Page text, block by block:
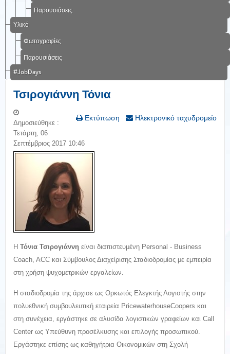
Παρουσιάσεις
Υλικό
Φωτογραφίες
Παρουσιάσεις
#JobDays
Τσιρογιάννη Τόνια
Εκτύπωση Ηλεκτρονικό ταχυδρομείο
Δημοσιεύθηκε :
Τετάρτη, 06
Σεπτέμβριος 2017 10:46
Η Τόνια Τσιρογιάννη είναι διαπιστευμένη Personal - Business
Coach, ACC και Σύμβουλος Διαχείρισης Σταδιοδρομίας με εμπειρία
στη χρήση ψυχομετρικών εργαλείων.
Η σταδιοδρομία της άρχισε ως Ορκωτός Ελεγκτής Λογιστής στην
πολυεθνική συμβουλευτική εταιρεία PricewaterhouseCoopers και
στη συνέχεια, εργάστηκε σε αλυσίδα λογιστικών γραφείων και Call
Center ως Υπεύθυνη προσέλκυσης και επιλογής προσωπικού.
Εργάστηκε επίσης ως καθηγήτρια Οικονομικών στη Σχολή